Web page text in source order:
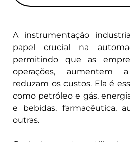
A instrumentação
papel crucial na
permitindo que as
operações, aumentem
reduzam os custos. Ela é
como petróleo e gás,
e bebidas, farmacêutica,
outras.